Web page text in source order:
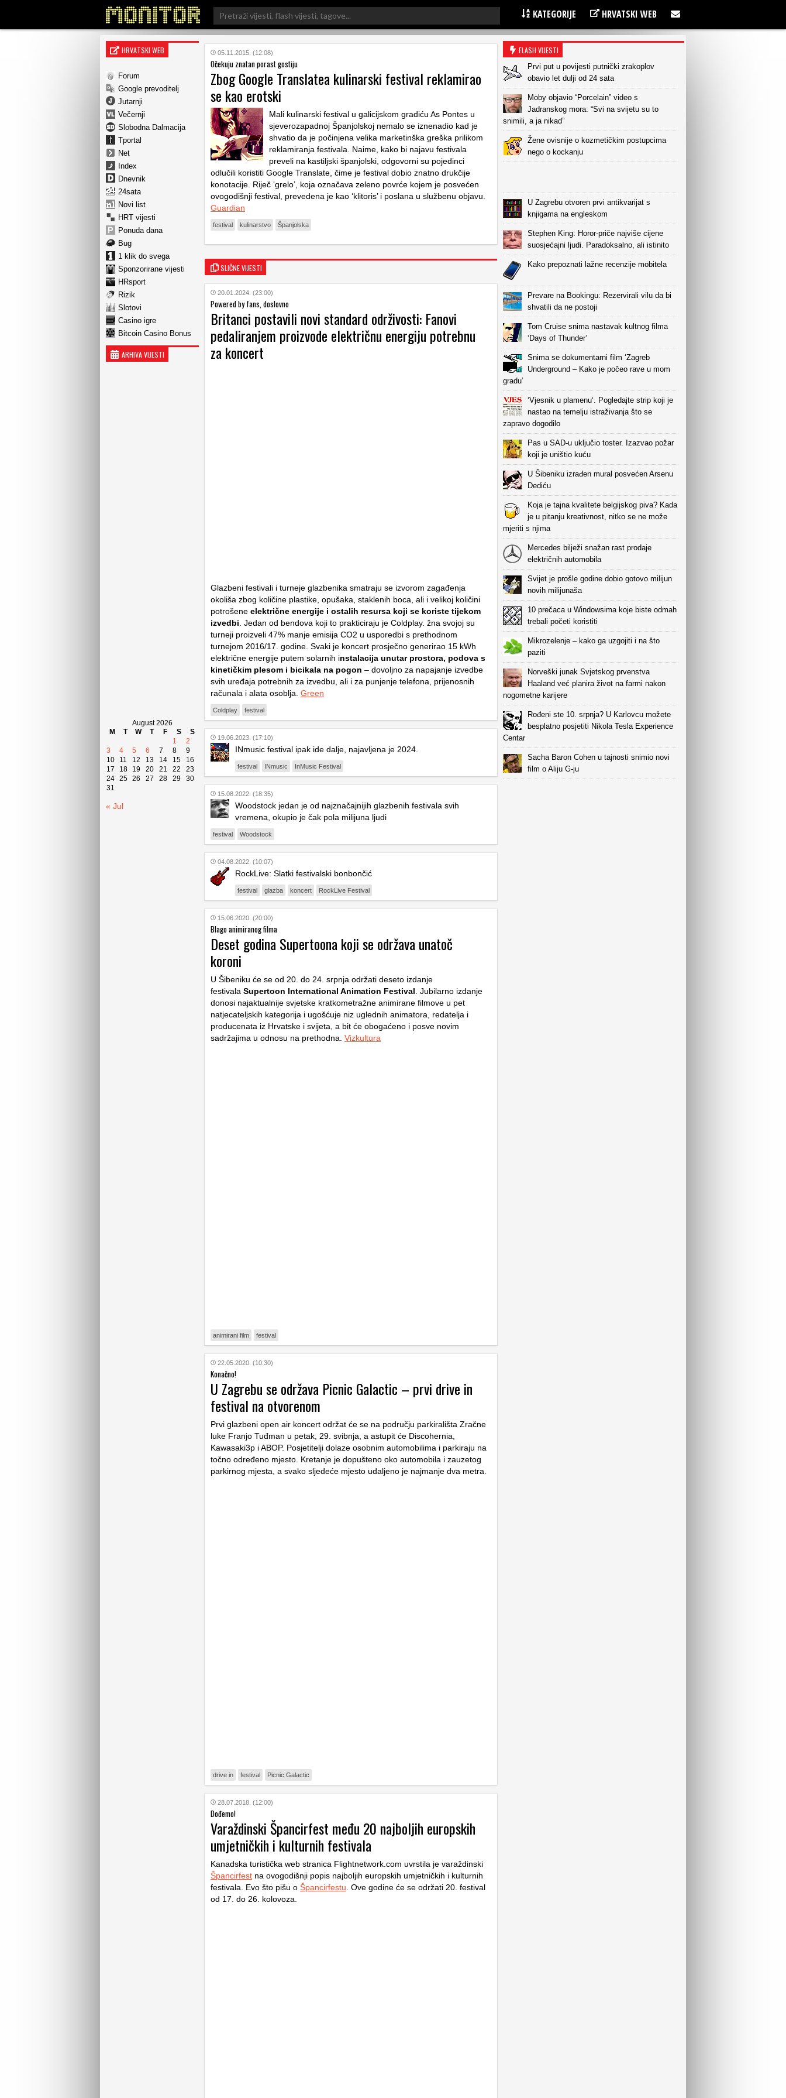
Search
for:
KATEGORIJE HRVATSKI WEB
HRVATSKI WEB
Forum
Google prevoditelj
Jutarnji
Večernji
Slobodna Dalmacija
Tportal
Net
Index
Dnevnik
24sata
Novi list
HRT vijesti
Ponuda dana
Bug
1 klik do svega
Sponzorirane vijesti
HRsport
Rizik
Slotovi
Casino igre
Bitcoin Casino Bonus
ARHIVA VIJESTI
August 2026
M
T W T F S
S
1
2
3
4 5 6 7 8
9
10
11 12 13 14 15
16
17
18 19 20 21 22
23
24 25 26 27 28 29
30
31
« Jul
05.11.2015. (12:08)
Očekuju znatan porast gostiju
Zbog Google Translatea kulinarski festival reklamirao
se kao erotski
Mali kulinarski festival u galicijskom gradiću As Pontes u
sjeverozapadnoj Španjolskoj nemalo se iznenadio kad je
shvatio da je počinjena velika marketinška greška prilikom
reklamiranja festivala. Naime, kako bi najavu festivala
preveli na kastiljski španjolski, odgovorni su pojedinci
odlučili koristiti Google Translate, čime je festival dobio znatno drukčije
konotacije. Riječ ‘grelo’, koja označava zeleno povrće kojem je posvećen
ovogodišnji festival, prevedena je kao ‘klitoris’ i poslana u službenu objavu.
Guardian
festival kulinarstvo Španjolska
SLIČNE VIJESTI
20.01.2024. (23:00)
Powered by fans, doslovno
Britanci postavili novi standard održivosti: Fanovi
pedaliranjem proizvode električnu energiju potrebnu
za koncert
Glazbeni festivali i turneje glazbenika smatraju se izvorom zagađenja
okoliša zbog količine plastike, opušaka, staklenih boca, ali i velikoj količini
potrošene električne energije i ostalih resursa koji se koriste tijekom
izvedbi . Jedan od bendova koji to prakticiraju je Coldplay. žna svojoj su
turneji proizveli 47% manje emisija CO2 u usporedbi s prethodnom
turnejom 2016/17. godine. Svaki je koncert prosječno generirao 15 kWh
električne energije putem solarnih instalacija unutar prostora, podova s
kinetičkim plesom i bicikala na pogon – dovoljno za napajanje izvedbe
svih uređaja potrebnih za izvedbu, ali i za punjenje telefona, prijenosnih
računala i alata osoblja. Green
Coldplay festival
19.06.2023. (17:10)
INmusic festival ipak ide dalje, najavljena je 2024.
festival INmusic InMusic Festival
15.08.2022. (18:35)
Woodstock jedan je od najznačajnijih glazbenih festivala svih
vremena, okupio je čak pola milijuna ljudi
festival Woodstock
04.08.2022. (10:07)
RockLive: Slatki festivalski bonbončić
festival glazba koncert RockLive Festival
15.06.2020. (20:00)
Blago animiranog filma
Deset godina Supertoona koji se održava unatoč
koroni
U Šibeniku će se od 20. do 24. srpnja održati deseto izdanje
festivala Supertoon International Animation Festival . Jubilarno izdanje
donosi najaktualnije svjetske kratkometražne animirane filmove u pet
natjecateljskih kategorija i ugošćuje niz uglednih animatora, redatelja i
producenata iz Hrvatske i svijeta, a bit će obogaćeno i posve novim
sadržajima u odnosu na prethodna. Vizkultura
animirani film festival
22.05.2020. (10:30)
Konačno!
U Zagrebu se održava Picnic Galactic – prvi drive in
festival na otvorenom
Prvi glazbeni open air koncert održat će se na području parkirališta Zračne
luke Franjo Tuđman u petak, 29. svibnja, a astupit će Discohernia,
Kawasaki3p i ABOP. Posjetitelji dolaze osobnim automobilima i parkiraju na
točno određeno mjesto. Kretanje je dopušteno oko automobila i zauzetog
parkirnog mjesta, a svako sljedeće mjesto udaljeno je najmanje dva metra.
drive in festival Picnic Galactic
28.07.2018. (12:00)
Dođemo!
Varaždinski Špancirfest među 20 najboljih europskih
umjetničkih i kulturnih festivala
Kanadska turistička web stranica Flightnetwork.com uvrstila je varaždinski
Špancirfest na ovogodišnji popis najboljih europskih umjetničkih i kulturnih
festivala. Evo što pišu o Špancirfestu . Ove godine će se održati 20. festival
od 17. do 26. kolovoza.
FLASH VIJESTI
Prvi put u povijesti putnički zrakoplov
obavio let dulji od 24 sata
Moby objavio “Porcelain” video s
Jadranskog mora: “Svi na svijetu su to
snimili, a ja nikad”
Žene ovisnije o kozmetičkim postupcima
nego o kockanju
U Zagrebu otvoren prvi antikvarijat s
knjigama na engleskom
Stephen King: Horor-priče najviše cijene
suosjećajni ljudi. Paradoksalno, ali istinito
Kako prepoznati lažne recenzije mobitela
Prevare na Bookingu: Rezervirali vilu da bi
shvatili da ne postoji
Tom Cruise snima nastavak kultnog filma
‘Days of Thunder’
Snima se dokumentarni film ‘Zagreb
Underground – Kako je počeo rave u mom
gradu’
‘Vjesnik u plamenu‘. Pogledajte strip koji je
nastao na temelju istraživanja što se
zapravo dogodilo
Pas u SAD-u uključio toster. Izazvao požar
koji je uništio kuću
U Šibeniku izrađen mural posvećen Arsenu
Dediću
Koja je tajna kvalitete belgijskog piva? Kada
je u pitanju kreativnost, nitko se ne može
mjeriti s njima
Mercedes bilježi snažan rast prodaje
električnih automobila
Svijet je prošle godine dobio gotovo milijun
novih milijunaša
10 prečaca u Windowsima koje biste odmah
trebali početi koristiti
Mikrozelenje – kako ga uzgojiti i na što
paziti
Norveški junak Svjetskog prvenstva
Haaland već planira život na farmi nakon
nogometne karijere
Rođeni ste 10. srpnja? U Karlovcu možete
besplatno posjetiti Nikola Tesla Experience
Centar
Sacha Baron Cohen u tajnosti snimio novi
film o Aliju G-ju